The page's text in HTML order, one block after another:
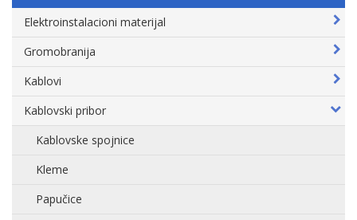
Elektroinstalacioni materijal
Gromobranija
Kablovi
Kablovski pribor
Kablovske spojnice
Kleme
Papučice